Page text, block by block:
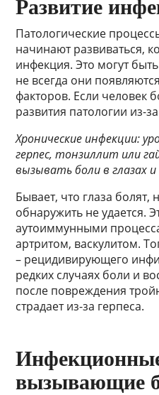
Развитие
Патологические
начинают развиваться,
инфекция. Это могут
не всегда они
факторов. Если человек
развития патологии из-
Хронические инфекции:
герпес, тонзиллит или
вызывать боли в глазах
Бывает, что глаза
обнаружить не удается.
аутоиммунными
артритом, васкулитом.
– рецидивирующего
редких случаях боли и
после повреждения
страдает из-за герпеса.
вызывающие